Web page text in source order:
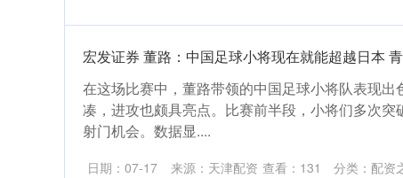
宏发证券 董路：中国足球小将现在就能超越日本
在这场比赛中，董路带领的中国足球小将队表现
凑，进攻也颇具亮点。比赛前半段，小将们多次
射门机会。数据显....
日期：07-17 来源：天津配资 查看： 131 分类： 配资